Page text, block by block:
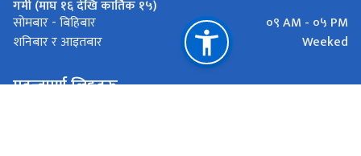
गर्मी (माघ १६ देखि कार्तिक १५)
सोमबार - बिहिबार
०९ AM - ०५ PM
शनिबार र आइतबार
Weeked
महत्त्वपूर्ण लिङ्कहरू